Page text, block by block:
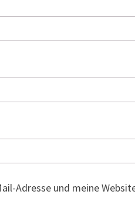
Adresse und meine